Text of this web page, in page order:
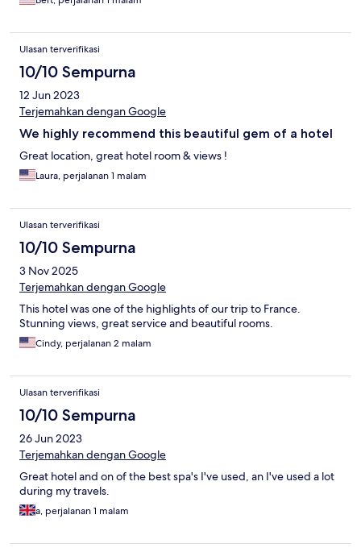
Ulasan terverifikasi
10/10 Sempurna
12 Jun 2023
Terjemahkan dengan Google
We highly recommend this beautiful gem of a hotel
Great location, great hotel room & views !
Laura, perjalanan 1 malam
Ulasan terverifikasi
10/10 Sempurna
3 Nov 2025
Terjemahkan dengan Google
This hotel was one of the highlights of our trip to France.
Stunning views, great service and beautiful rooms.
Cindy, perjalanan 2 malam
Ulasan terverifikasi
10/10 Sempurna
26 Jun 2023
Terjemahkan dengan Google
Great hotel and on of the best spa's I've used, an I've used a lot
during my travels.
a, perjalanan 1 malam